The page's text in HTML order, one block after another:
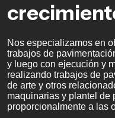
Nos especializamos en
trabajos de
y luego con ejecución y
realizando trabajos de
de arte y otros
maquinarias y plantel de
proporcionalmente a las